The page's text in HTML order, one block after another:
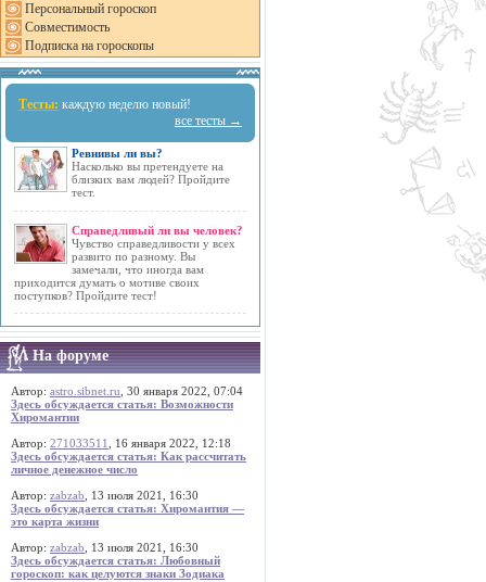
Персональный гороскоп
Совместимость
Подписка на гороскопы
Тесты: каждую неделю новый!
все тесты →
Ревнивы ли вы?
Насколько вы претендуете на
близких вам людей? Пройдите
тест.
Справедливый ли вы человек?
Чувство справедливости у всех
развито по разному. Вы
замечали, что иногда вам
приходится думать о мотиве своих
поступков? Пройдите тест!
На форуме
Автор: astro.sibnet.ru , 30 января 2022, 07:04
Здесь обсуждается статья: Возможности
Хиромантии
Автор: 271033511
, 16 января 2022, 12:18
Здесь обсуждается статья: Как рассчитать
личное денежное число
Автор: zabzab , 13 июля 2021, 16:30
Здесь обсуждается статья: Хиромантия —
это карта жизни
Автор: zabzab , 13 июля 2021, 16:30
Здесь обсуждается статья: Любовный
гороскоп: как целуются знаки Зодиака